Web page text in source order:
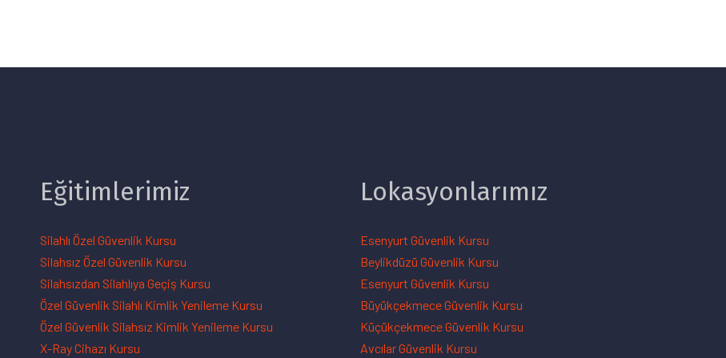
Eğitimlerimiz
Silahlı Özel Güvenlik Kursu
Silahsız Özel Güvenlik Kursu
Silahsızdan Silahlıya Geçiş Kursu
Özel Güvenlik Silahlı Kimlik Yenileme Kursu
Özel Güvenlik Silahsız Kimlik Yenileme Kursu
X-Ray Cihazı Kursu
Lokasyonlarımız
Esenyurt Güvenlik Kursu
Beylikdüzü Güvenlik Kursu
Esenyurt Güvenlik Kursu
Büyükçekmece Güvenlik Kursu
Küçükçekmece Güvenlik Kursu
Avcılar Güvenlik Kursu